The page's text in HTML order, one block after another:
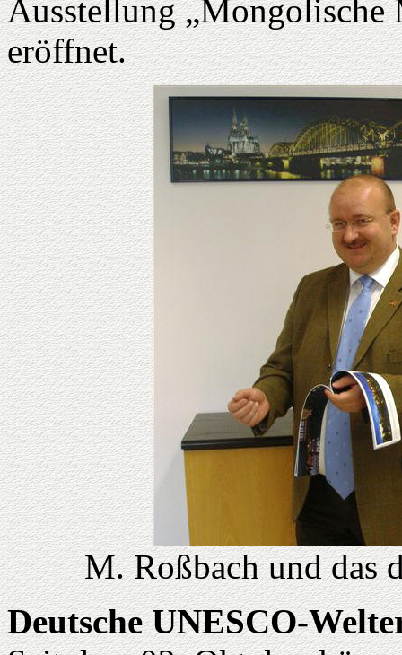
Ausstellung
eröffnet.
M. Roßbach und das
Deutsche UNESCO-